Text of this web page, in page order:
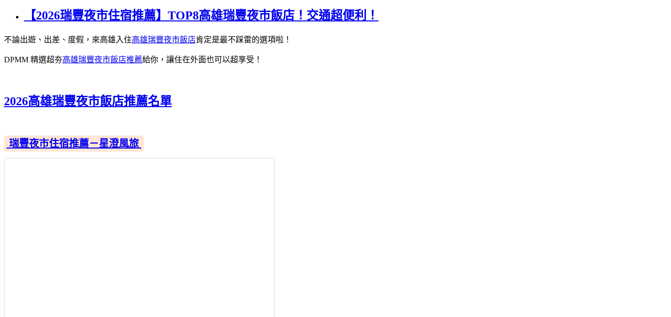
【2026瑞豐夜市住宿推薦】TOP8高雄瑞豐夜市飯店！交通超便利！
不論出遊、出差、度假，來高雄入住高雄瑞豐夜市飯店肯定是最不踩雷的選項啦！
DPMM 精選超夯高雄瑞豐夜市飯店推薦給你，讓住在外面也可以超享受！
2026高雄瑞豐夜市飯店推薦名單
瑞豐夜市住宿推薦－星澄風旅